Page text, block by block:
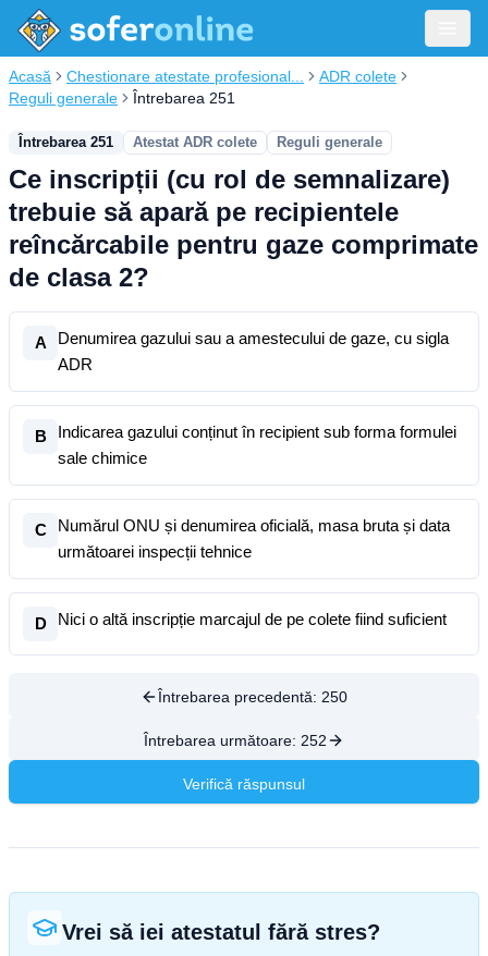
Acasă Chestionare atestate profesional...
ADR colete
Reguli generale
Întrebarea 251
Întrebarea 251 Atestat ADR colete Reguli generale
Ce inscripții (cu rol de semnalizare)
trebuie să apară pe recipientele
reîncărcabile pentru gaze comprimate
de clasa 2?
A
Denumirea gazului sau a amestecului de gaze, cu sigla
ADR
B
Indicarea gazului conținut în recipient sub forma formulei
sale chimice
C
Numărul ONU și denumirea oficială, masa bruta și data
următoarei inspecții tehnice
D Nici o altă inscripție marcajul de pe colete fiind suficient
Întrebarea precedentă: 250
Întrebarea următoare: 252
Verifică răspunsul
Vrei să iei atestatul fără stres?